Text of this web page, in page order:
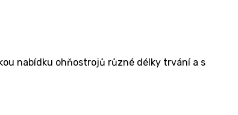
nabídku ohňostrojů různé délky trvání a s